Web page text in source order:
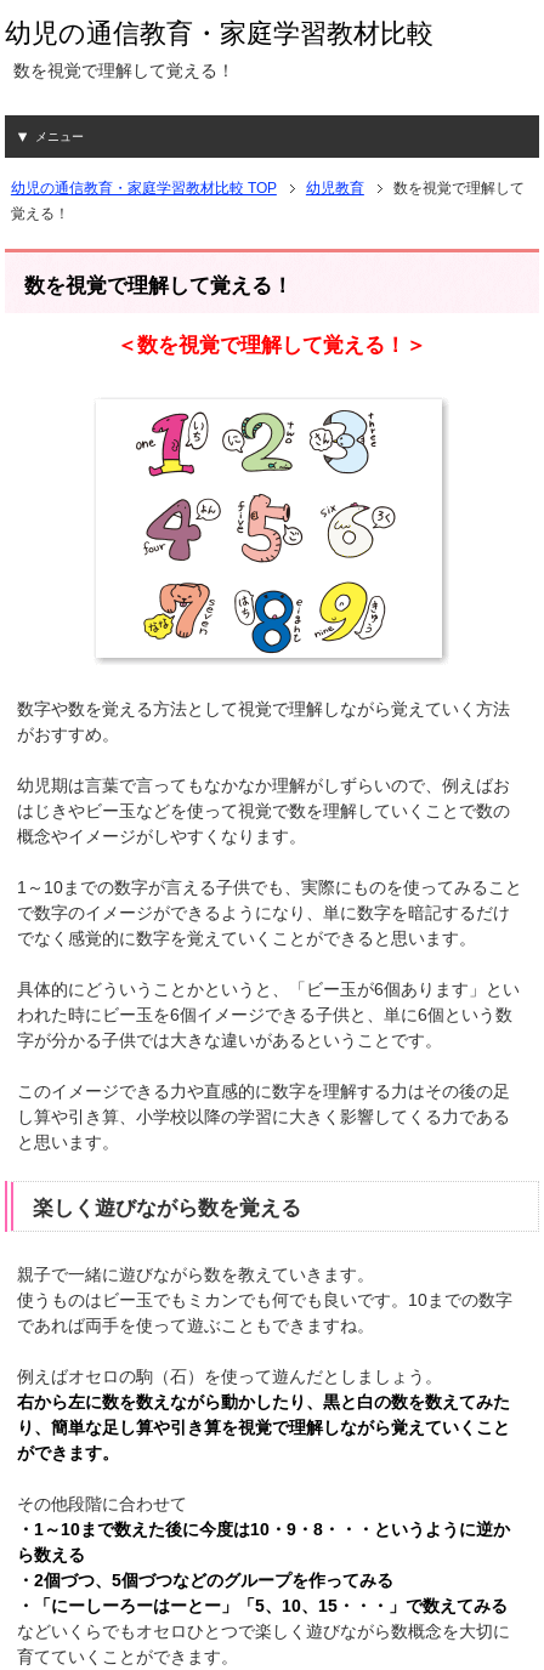
幼児の通信教育・家庭学習教材比較
数を視覚で理解して覚える！
メニュー
幼児の通信教育・家庭学習教材比較 TOP 幼児教育
数を視覚で理解して
覚える！
数を視覚で理解して覚える！
＜数を視覚で理解して覚える！＞
数字や数を覚える方法として視覚で理解しながら覚えていく方法
がおすすめ。
幼児期は言葉で言ってもなかなか理解がしずらいので、例えばお
はじきやビー玉などを使って視覚で数を理解していくことで数の
概念やイメージがしやすくなります。
1～10までの数字が言える子供でも、実際にものを使ってみること
で数字のイメージができるようになり、単に数字を暗記するだけ
でなく感覚的に数字を覚えていくことができると思います。
具体的にどういうことかというと、「ビー玉が6個あります」とい
われた時にビー玉を6個イメージできる子供と、単に6個という数
字が分かる子供では大きな違いがあるということです。
このイメージできる力や直感的に数字を理解する力はその後の足
し算や引き算、小学校以降の学習に大きく影響してくる力である
と思います。
楽しく遊びながら数を覚える
親子で一緒に遊びながら数を教えていきます。
使うものはビー玉でもミカンでも何でも良いです。10までの数字
であれば両手を使って遊ぶこともできますね。
例えばオセロの駒（石）を使って遊んだとしましょう。
右から左に数を数えながら動かしたり、黒と白の数を数えてみた
り、簡単な足し算や引き算を視覚で理解しながら覚えていくこと
ができます。
その他段階に合わせて
・1～10まで数えた後に今度は10・9・8・・・というように逆か
ら数える
・2個づつ、5個づつなどのグループを作ってみる
・「にーしーろーはーとー」「5、10、15・・・」で数えてみる
などいくらでもオセロひとつで楽しく遊びながら数概念を大切に
育てていくことができます。